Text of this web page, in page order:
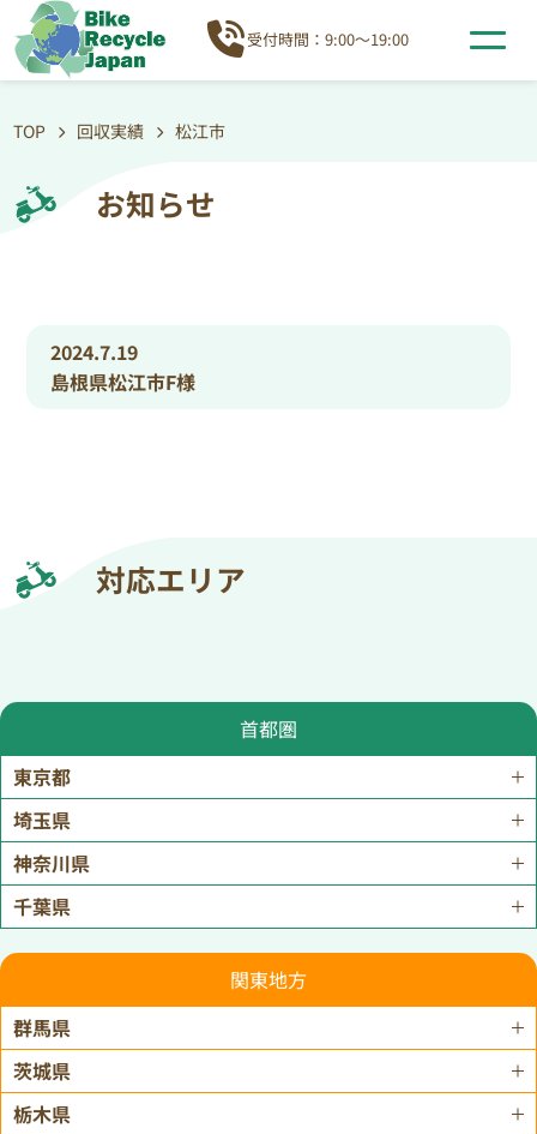
受付時間：9:00～19:00
TOP 回収実績 松江市
お知らせ
2024.7.19
島根県松江市F様
対応エリア
首都圏
東京都
埼玉県
神奈川県
千葉県
関東地方
群馬県
茨城県
栃木県